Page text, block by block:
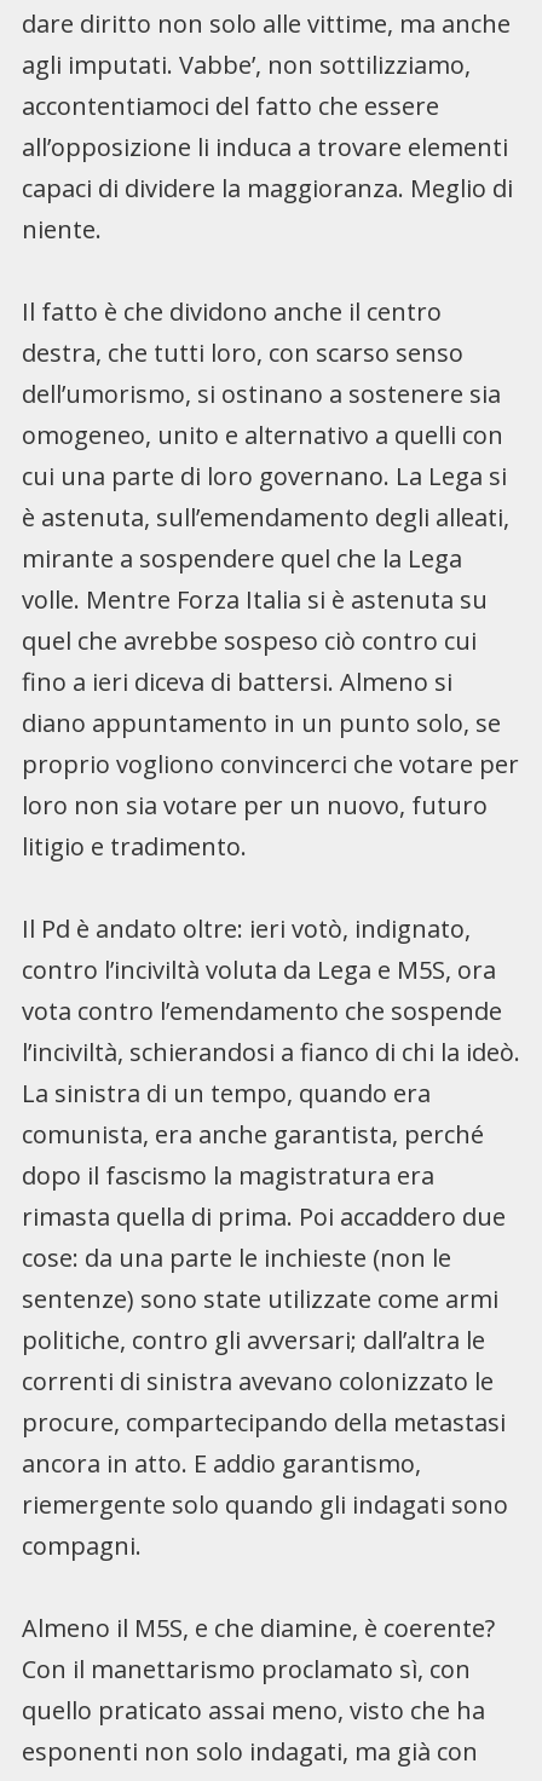
dare diritto non solo alle vittime, ma anche
agli imputati. Vabbe’, non sottilizziamo,
accontentiamoci del fatto che essere
all’opposizione li induca a trovare elementi
capaci di dividere la maggioranza. Meglio di
niente.
Il fatto è che dividono anche il centro
destra, che tutti loro, con scarso senso
dell’umorismo, si ostinano a sostenere sia
omogeneo, unito e alternativo a quelli con
cui una parte di loro governano. La Lega si
è astenuta, sull’emendamento degli alleati,
mirante a sospendere quel che la Lega
volle. Mentre Forza Italia si è astenuta su
quel che avrebbe sospeso ciò contro cui
fino a ieri diceva di battersi. Almeno si
diano appuntamento in un punto solo, se
proprio vogliono convincerci che votare per
loro non sia votare per un nuovo, futuro
litigio e tradimento.
Il Pd è andato oltre: ieri votò, indignato,
contro l’inciviltà voluta da Lega e M5S, ora
vota contro l’emendamento che sospende
l’inciviltà, schierandosi a fianco di chi la ideò.
La sinistra di un tempo, quando era
comunista, era anche garantista, perché
dopo il fascismo la magistratura era
rimasta quella di prima. Poi accaddero due
cose: da una parte le inchieste (non le
sentenze) sono state utilizzate come armi
politiche, contro gli avversari; dall’altra le
correnti di sinistra avevano colonizzato le
procure, compartecipando della metastasi
ancora in atto. E addio garantismo,
riemergente solo quando gli indagati sono
compagni.
Almeno il M5S, e che diamine, è coerente?
Con il manettarismo proclamato sì, con
quello praticato assai meno, visto che ha
esponenti non solo indagati, ma già con